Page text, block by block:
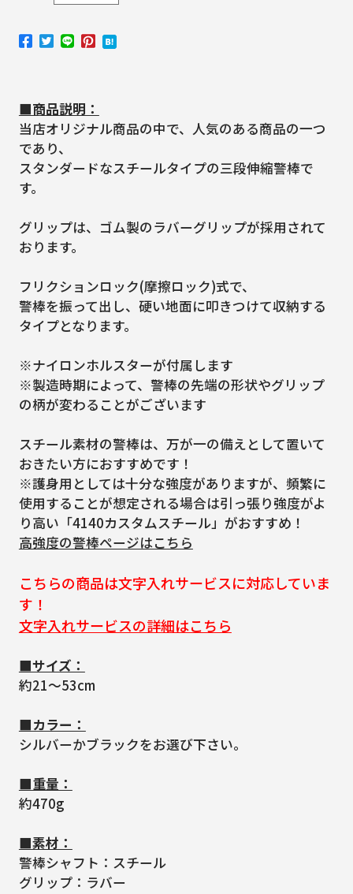
■商品説明：
当店オリジナル商品の中で、人気のある商品の一つ
であり、
スタンダードなスチールタイプの三段伸縮警棒で
す。
グリップは、ゴム製のラバーグリップが採用されて
おります。
フリクションロック(摩擦ロック)式で、
警棒を振って出し、硬い地面に叩きつけて収納する
タイプとなります。
※ナイロンホルスターが付属します
※製造時期によって、警棒の先端の形状やグリップ
の柄が変わることがございます
スチール素材の警棒は、万が一の備えとして置いて
おきたい方におすすめです！
※護身用としては十分な強度がありますが、頻繁に
使用することが想定される場合は引っ張り強度がよ
り高い「4140カスタムスチール」がおすすめ！
高強度の警棒ページはこちら
こちらの商品は文字入れサービスに対応していま
す！
文字入れサービスの詳細はこちら
■サイズ：
約21～53cm
■カラー：
シルバーかブラックをお選び下さい。
■重量：
約470g
■素材：
警棒シャフト：スチール
グリップ：ラバー